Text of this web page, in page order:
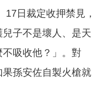
17日裁定收押禁見，
子不是壞人、是天
不吸收他？」。對
孫安佐自製火槍就